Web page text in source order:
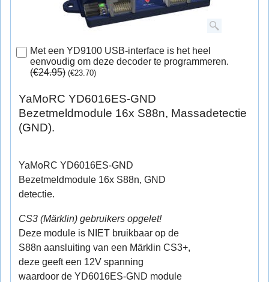
Met een YD9100 USB-interface is het heel
eenvoudig om deze decoder te programmeren.
(€24.95) (€23.70)
YaMoRC YD6016ES-GND
Bezetmeldmodule 16x S88n, Massadetectie
(GND).
YaMoRC YD6016ES-GND
Bezetmeldmodule 16x S88n, GND
detectie.
CS3 (Märklin) gebruikers opgelet!
Deze module is NIET bruikbaar op de
S88n aansluiting van een Märklin CS3+,
deze geeft een 12V spanning
waardoor de YD6016ES-GND module